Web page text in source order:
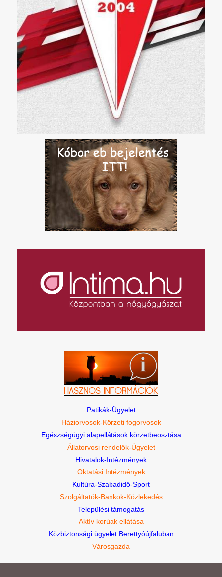
Patikák-Ügyelet
Háziorvosok-Körzeti fogorvosok
Egészségügyi alapellátások körzetbeosztása
Állatorvosi rendelők-Ügyelet
Hivatalok-Intézmények
Oktatási Intézmények
Kultúra-Szabadidő-Sport
Szolgáltatók-Bankok-Közlekedés
Települési támogatás
Aktív korúak ellátása
Közbiztonsági ügyelet Berettyóújfaluban
Városgazda